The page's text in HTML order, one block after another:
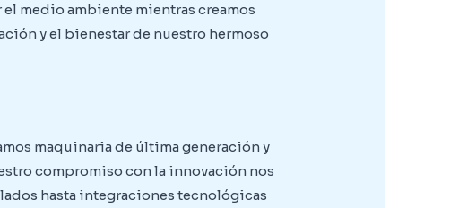
medio ambiente mientras creamos
y el bienestar de nuestro hermoso
maquinaria de última generación y
compromiso con la innovación nos
hasta integraciones tecnológicas